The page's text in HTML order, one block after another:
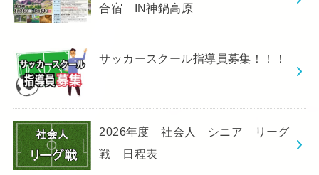
合宿 IN神鍋高原
サッカースクール指導員募集！！！
2026年度 社会人 シニア リーグ
戦 日程表